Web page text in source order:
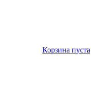
Корзина пуста